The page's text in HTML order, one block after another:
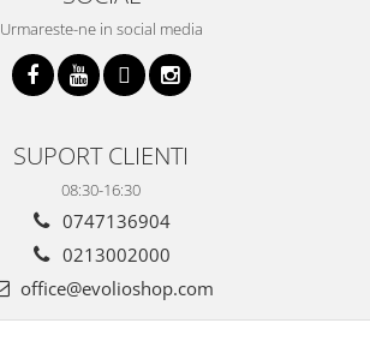
Urmareste-ne in social media
SUPORT CLIENTI
08:30-16:30
0747136904
0213002000
office@evolioshop.com